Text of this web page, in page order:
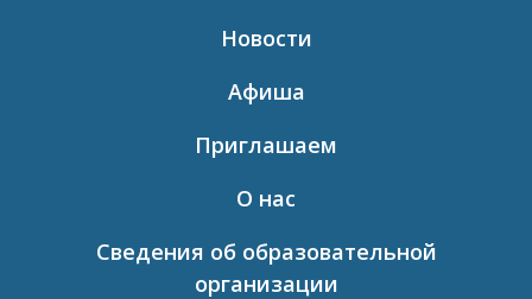
Новости
Афиша
Приглашаем
О нас
Сведения об образовательной
организации